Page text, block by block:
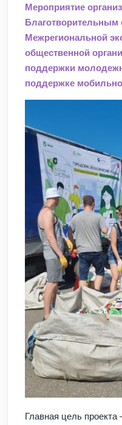
Мероприятие
Межрегиональной
общественной
поддержки
поддержке
Главная цель проекта